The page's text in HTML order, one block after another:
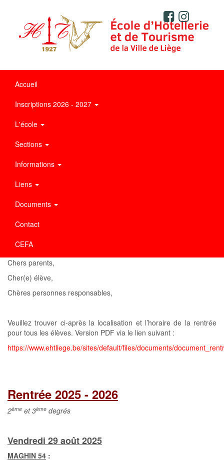
Accueil
Inscriptions 2026 - 2027
L'école
Sections
Informations
Liens
Documents
Contact
CEFA
Chers parents,
Cher(e) élève,
Chères personnes responsables,
Veuillez trouver ci-après la localisation et l’horaire de la rentrée
pour tous les élèves. Version PDF via le lien suivant :
https://www.ehtliege.be/sites/default/files/documents/
Rentrée 2025 - 2026
2ème et 3ème degrés
Vendredi 29 août 2025
MAGHIN 54 :